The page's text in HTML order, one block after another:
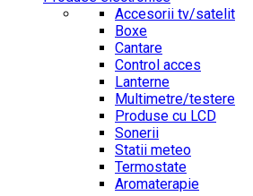
Accesorii tv/satelit
Boxe
Cantare
Control acces
Lanterne
Multimetre/testere
Produse cu LCD
Sonerii
Statii meteo
Termostate
Aromaterapie